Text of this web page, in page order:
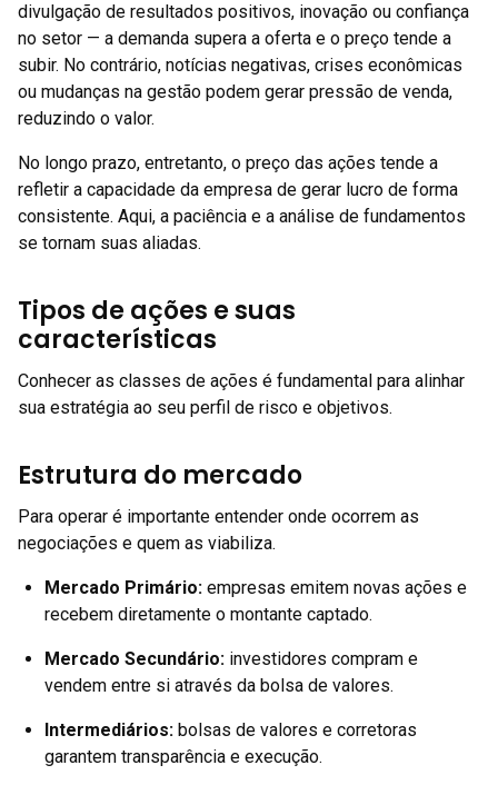
divulgação de resultados positivos, inovação ou confiança
no setor — a demanda supera a oferta e o preço tende a
subir. No contrário, notícias negativas, crises econômicas
ou mudanças na gestão podem gerar pressão de venda,
reduzindo o valor.
No longo prazo, entretanto, o preço das ações tende a
refletir a capacidade da empresa de gerar lucro de forma
consistente. Aqui, a paciência e a análise de fundamentos
se tornam suas aliadas.
Tipos de ações e suas
características
Conhecer as classes de ações é fundamental para alinhar
sua estratégia ao seu perfil de risco e objetivos.
Estrutura do mercado
Para operar é importante entender onde ocorrem as
negociações e quem as viabiliza.
Mercado Primário: empresas emitem novas ações e
recebem diretamente o montante captado.
Mercado Secundário: investidores compram e
vendem entre si através da bolsa de valores.
Intermediários: bolsas de valores e corretoras
garantem transparência e execução.